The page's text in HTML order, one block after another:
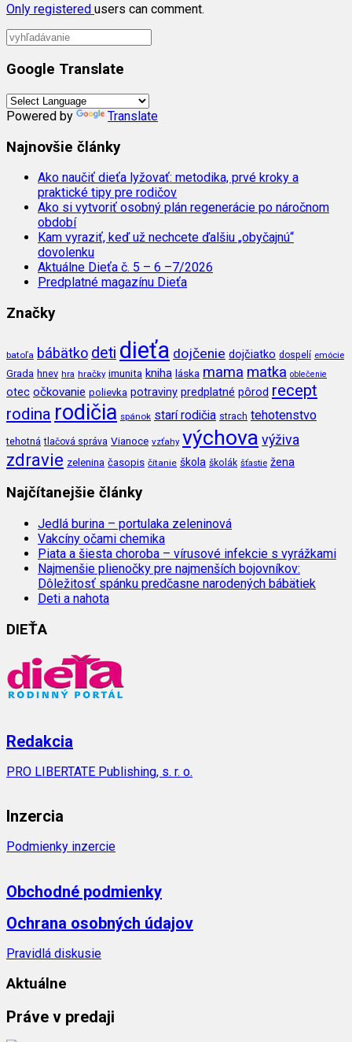
Only registered users can comment.
Google Translate
Powered by Translate
Najnovšie články
Ako naučiť dieťa lyžovať: metodika, prvé kroky a
praktické tipy pre rodičov
Ako si vytvoriť osobný plán regenerácie po náročnom
období
Kam vyraziť, keď už nechcete ďalšiu „obyčajnú“
dovolenku
Aktuálne Dieťa č. 5 – 6 –7/2026
Predplatné magazínu Dieťa
Značky
batoľa bábätko deti dieťa dojčenie dojčiatko dospelí emócie
Grada hnev hra hračky imunita kniha láska mama matka oblečenie
otec očkovanie polievka potraviny predplatné pôrod recept
rodina rodičia spánok starí rodičia strach tehotenstvo
tehotná tlačová správa Vianoce vzťahy výchova výživa
zdravie zelenina časopis čítanie škola školák šťastie žena
Najčítanejšie články
Jedlá burina – portulaka zeleninová
Vakcíny očami chemika
Piata a šiesta choroba – vírusové infekcie s vyrážkami
Najmenšie plienočky pre najmenších bojovníkov:
Dôležitosť spánku predčasne narodených bábätiek
Deti a nahota
DIEŤA
Redakcia
PRO LIBERTATE Publishing, s. r. o.
Inzercia
Podmienky inzercie
Obchodné podmienky
Ochrana osobných údajov
Pravidlá diskusie
Aktuálne
Práve v predaji